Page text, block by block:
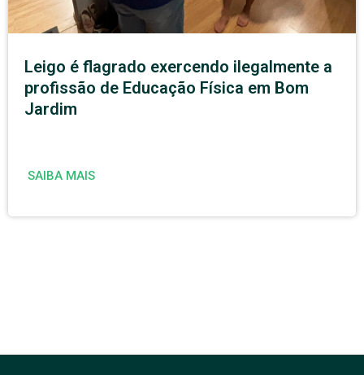
Leigo é flagrado exercendo ilegalmente a
profissão de Educação Física em Bom
Jardim
SAIBA MAIS